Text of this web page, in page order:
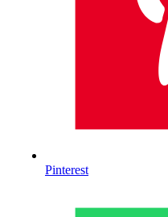
Pinterest